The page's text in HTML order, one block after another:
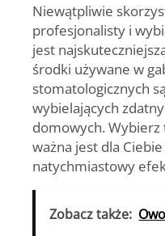
Niewątpliwie
profesjonalisty i
jest
środki używane w
stomatologicznych
wybielających
domowych.
ważna jest dla
natychmiastowy
Zobacz także: